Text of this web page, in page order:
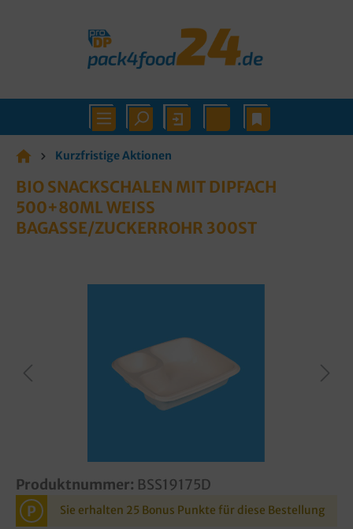
Kurzfristige Aktionen
BIO SNACKSCHALEN MIT DIPFACH
500+80ML WEISS B
AGASSE/ZUCKERROHR 300ST
Produktnummer: BSS19175D
P Sie erhalten 25 Bonus Punkte für diese Bestellung